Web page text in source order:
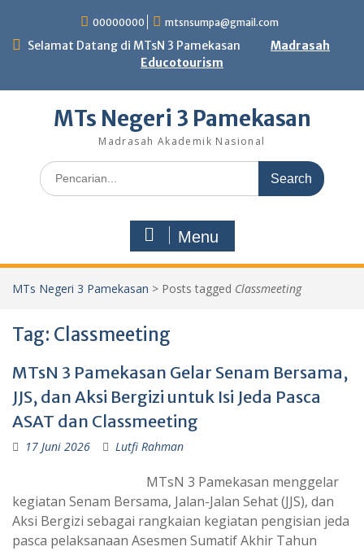
content
00000000 mtsnsumpa@gmail.com
Selamat Datang di MTsN 3 Pamekasan
Madrasah
Educotourism
MTs Negeri 3 Pamekasan
Madrasah Akademik Nasional
Search
for:
Menu
MTs Negeri 3 Pamekasan > Posts tagged Classmeeting
Tag: Classmeeting
MTsN 3 Pamekasan Gelar Senam Bersama,
JJS, dan Aksi Bergizi untuk Isi Jeda Pasca
ASAT dan Classmeeting
17 Juni 2026 Lutfi Rahman
MTsN 3 Pamekasan menggelar
kegiatan Senam Bersama, Jalan-Jalan Sehat (JJS), dan
Aksi Bergizi sebagai rangkaian kegiatan pengisian jeda
pasca pelaksanaan Asesmen Sumatif Akhir Tahun